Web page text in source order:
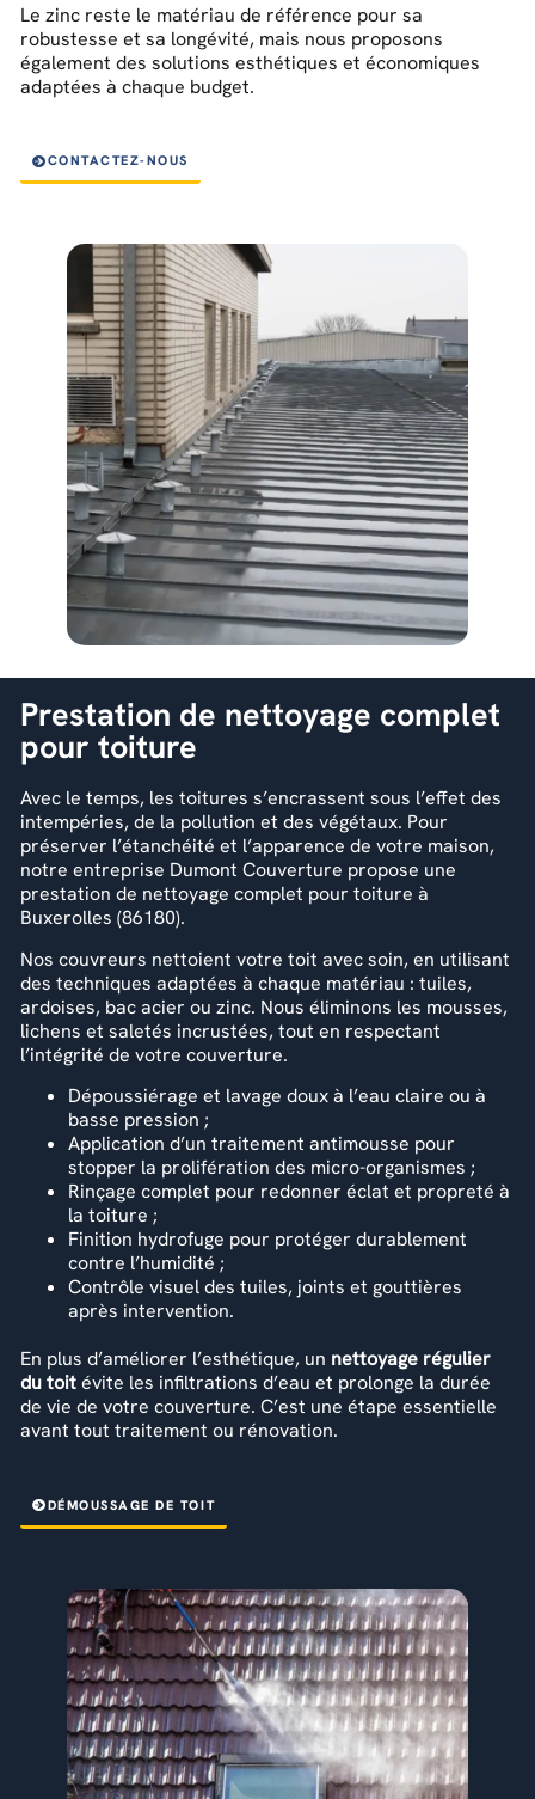
Le zinc reste le matériau de référence pour sa
robustesse et sa longévité, mais nous proposons
également des solutions esthétiques et économiques
adaptées à chaque budget.
CONTACTEZ-NOUS
Prestation de nettoyage complet
pour toiture
Avec le temps, les toitures s’encrassent sous l’effet des
intempéries, de la pollution et des végétaux. Pour
préserver l’étanchéité et l’apparence de votre maison,
notre entreprise Dumont Couverture propose une
prestation de nettoyage complet pour toiture à
Buxerolles (86180).
Nos couvreurs nettoient votre toit avec soin, en utilisant
des techniques adaptées à chaque matériau : tuiles,
ardoises, bac acier ou zinc. Nous éliminons les mousses,
lichens et saletés incrustées, tout en respectant
l’intégrité de votre couverture.
Dépoussiérage et lavage doux à l’eau claire ou à
basse pression ;
Application d’un traitement antimousse pour
stopper la prolifération des micro-organismes ;
Rinçage complet pour redonner éclat et propreté à
la toiture ;
Finition hydrofuge pour protéger durablement
contre l’humidité ;
Contrôle visuel des tuiles, joints et gouttières
après intervention.
En plus d’améliorer l’esthétique, un nettoyage régulier
du toitévite les infiltrations d’eau et prolonge la durée
de vie de votre couverture. C’est une étape essentielle
avant tout traitement ou rénovation.
DÉMOUSSAGE DE TOIT